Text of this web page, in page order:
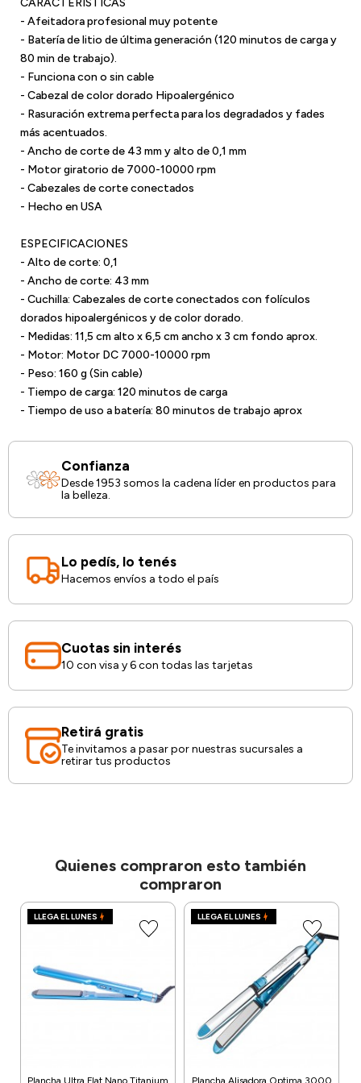
- Afeitadora profesional muy potente
- Batería de litio de última generación (120 minutos de carga y
80 min de trabajo).
- Funciona con o sin cable
- Cabezal de color dorado Hipoalergénico
- Rasuración extrema perfecta para los degradados y fades
más acentuados.
- Ancho de corte de 43 mm y alto de 0,1 mm
- Motor giratorio de 7000-10000 rpm
- Cabezales de corte conectados
- Hecho en USA
ESPECIFICACIONES
- Alto de corte: 0,1
- Ancho de corte: 43 mm
- Cuchilla: Cabezales de corte conectados con folículos
dorados hipoalergénicos y de color dorado.
- Medidas: 11,5 cm alto x 6,5 cm ancho x 3 cm fondo aprox.
- Motor: Motor DC 7000-10000 rpm
- Peso: 160 g (Sin cable)
- Tiempo de carga: 120 minutos de carga
- Tiempo de uso a batería: 80 minutos de trabajo aprox
Confianza
Desde 1953 somos la cadena líder en productos para
la belleza.
Lo pedís, lo tenés
Hacemos envíos a todo el país
Cuotas sin interés
10 con visa y 6 con todas las tarjetas
Retirá gratis
Te invitamos a pasar por nuestras sucursales a
retirar tus productos
Quienes compraron esto también
compraron
LLEGA EL LUNES LLEGA EL LUNES